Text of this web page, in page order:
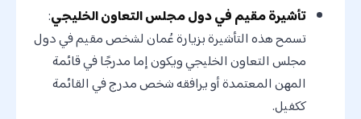
تأشيرة مقيم في دول مجلس التعاون الخليجي:
تسمح هذه التأشيرة بزيارة عُمان لشخص مقيم في دول
مجلس التعاون الخليجي ويكون إما مدرجًا في قائمة
المهن المعتمدة أو يرافقه شخص مدرج في القائمة
ككفيل.